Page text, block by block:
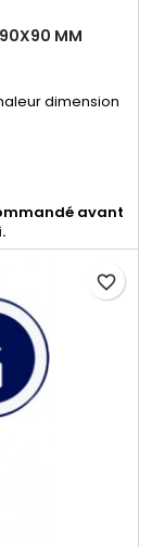
90X90 MM
dimension
avant
favorite_border